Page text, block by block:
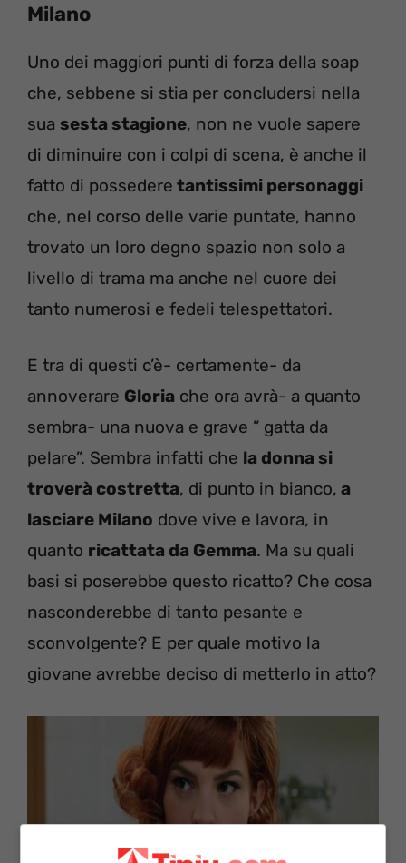
Milano
Uno dei maggiori punti di forza della soap
che, sebbene si stia per concludersi nella
sua sesta stagione, non ne vuole sapere
di diminuire con i colpi di scena, è anche il
fatto di possedere tantissimi personaggi
che, nel corso delle varie puntate, hanno
trovato un loro degno spazio non solo a
livello di trama ma anche nel cuore dei
tanto numerosi e fedeli telespettatori.
E tra di questi c’è- certamente- da
annoverare Gloria che ora avrà- a quanto
sembra- una nuova e grave ” gatta da
pelare”. Sembra infatti che la donna si
troverà costretta, di punto in bianco, a
lasciare Milano dove vive e lavora, in
quanto ricattata da Gemma. Ma su quali
basi si poserebbe questo ricatto? Che cosa
nasconderebbe di tanto pesante e
sconvolgente? E per quale motivo la
giovane avrebbe deciso di metterlo in atto?